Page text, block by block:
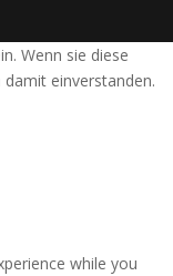
Wenn sie diese
einverstanden.
while you